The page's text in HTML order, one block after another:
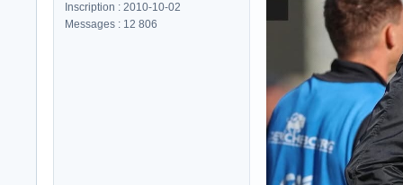
Inscription : 2010-10-02
Messages : 12 806